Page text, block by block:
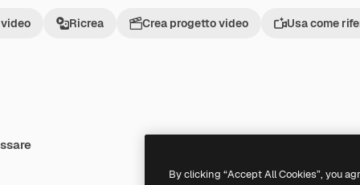
Ricrea Crea progetto video Usa come
By clicking “Accept All Cookies”, you